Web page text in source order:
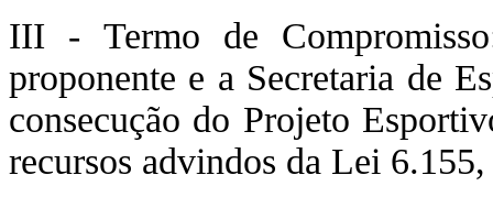
III - Termo de
proponente e a Secretaria de
consecução do Projeto
recursos advindos da Lei